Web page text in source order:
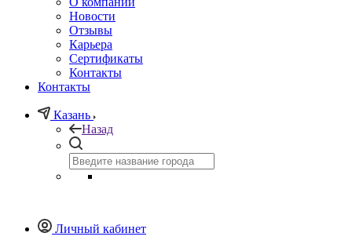
Новости
Отзывы
Карьера
Сертификаты
Контакты
Контакты
Казань
Назад
Личный кабинет